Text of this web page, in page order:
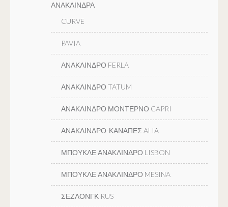
ΑΝΑΚΛΙΝΔΡΑ
CURVE
PAVIA
ΑΝΑΚΛΙΝΔΡΟ FERLA
ΑΝΑΚΛΙΝΔΡΟ TATUM
ΑΝΑΚΛΙΝΔΡΟ ΜΟΝΤΕΡΝΟ CAPRI
ΑΝΑΚΛΙΝΔΡΟ-ΚΑΝΑΠΕΣ ALIA
ΜΠΟΥΚΛΕ ΑΝΑΚΛΙΝΔΡΟ LISBON
ΜΠΟΥΚΛΕ ΑΝΑΚΛΙΝΔΡΟ MESINA
ΣΕΖΛΟΝΓΚ RUS